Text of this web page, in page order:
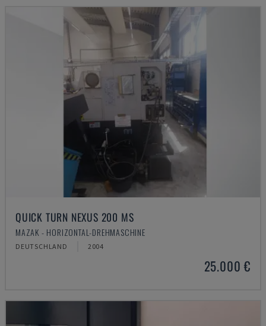
QUICK TURN NEXUS 200 MS
MAZAK - HORIZONTAL-DREHMASCHINE
DEUTSCHLAND 2004
25.000 €